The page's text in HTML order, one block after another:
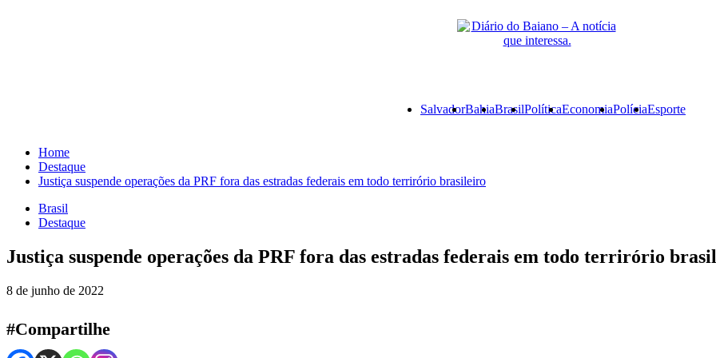
PrimarySalvadorBahiaBrasilPolíticaEconomiaPolíciaEsporte
Home
Destaque
Justiça suspende operações da PRF fora das estradas federais em todo terrirório brasileiro
Brasil
Destaque
Justiça suspende operações da PRF fora das estradas federais em todo terrirório
8 de junho de 2022
#Compartilhe